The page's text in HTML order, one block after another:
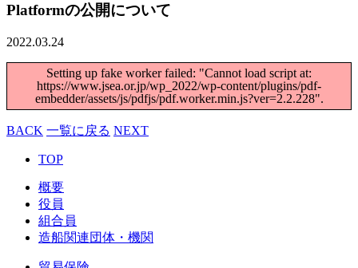
Platformの公開について
2022.03.24
Setting up fake worker failed: "Cannot load script at:
https://www.jsea.or.jp/wp_2022/wp-content/plugins/pdf-
embedder/assets/js/pdfjs/pdf.worker.min.js?ver=2.2.228".
BACK 一覧に戻る NEXT
TOP
概要
役員
組合員
造船関連団体・機関